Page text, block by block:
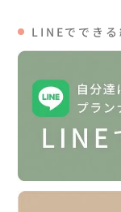
LINEでできる